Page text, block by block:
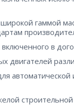
гаммой
в
автоматической
строительной